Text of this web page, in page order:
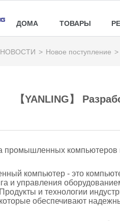
ДОМА ТОВАРЫ
НОВОСТИ > Новое поступление >
【YANLING】